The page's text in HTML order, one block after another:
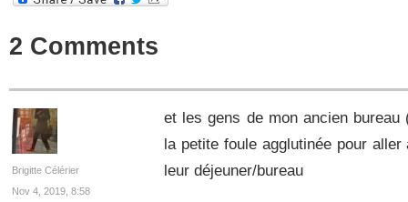
2 Comments
Brigitte Célérier
Nov 4, 2019, 8:58
et les gens de mon ancien
la petite foule agglutinée pour
leur déjeuner/bureau